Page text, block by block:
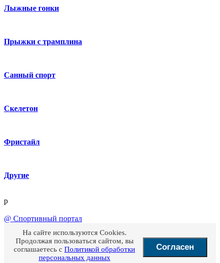
Лыжные гонки
Прыжки с трамплина
Санный спорт
Скелетон
Фристайл
Другие
p
@ Спортивный портал
На сайте используются Cookies.
Продолжая пользоваться сайтом, вы
соглашаетесь с Политикой обработки
персональных данных
Согласен